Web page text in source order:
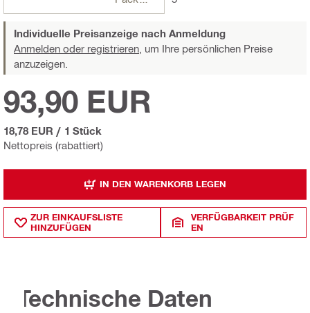
Individuelle Preisanzeige nach Anmeldung
Anmelden oder registrieren, um Ihre persönlichen Preise
anzuzeigen.
Nettopreis (rabattiert)
93,90 EUR
18,78 EUR / 1 Stück
IN DEN WARENKORB LEGEN
ZUR EINKAUFSLISTE
HINZUFÜGEN
VERFÜGBARKEIT PRÜF
EN
Technische Daten